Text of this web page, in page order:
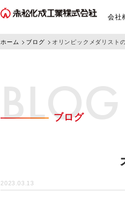
会社
ホーム ブログ オリンピックメダリスト
BLOG
ブログ
2023.03.13